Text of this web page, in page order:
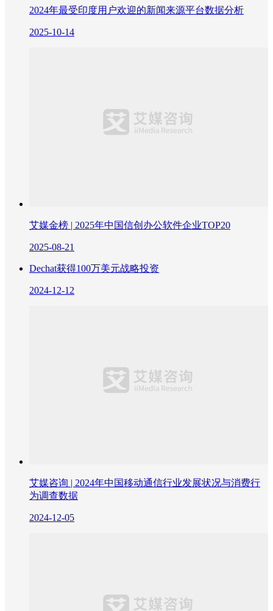
2024年最受印度用户欢迎的新闻来源平台数据分析
2025-10-14
艾媒金榜 | 2025年中国信创办公软件企业TOP20
2025-08-21
Dechat获得100万美元战略投资
2024-12-12
艾媒咨询 | 2024年中国移动通信行业发展状况与消费行
为调查数据
2024-12-05